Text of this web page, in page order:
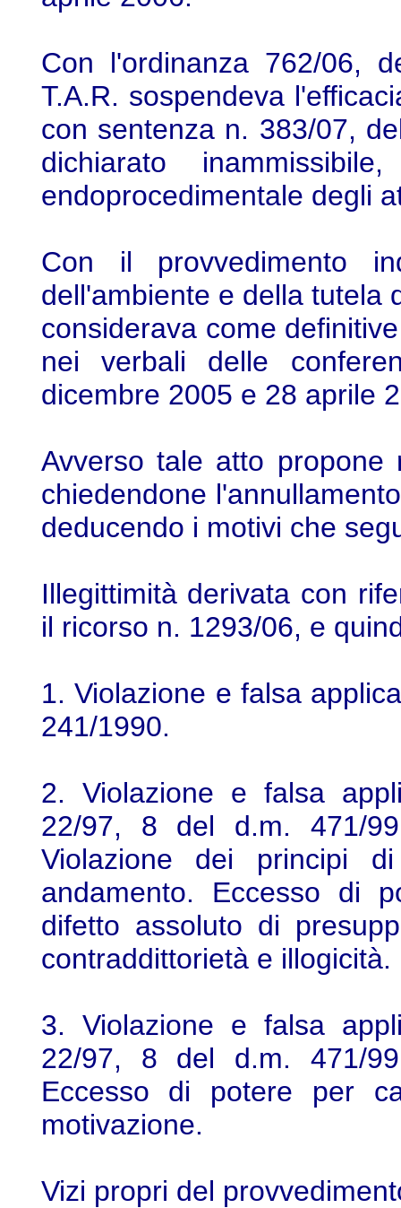
Con l'ordinanza 762/06,
T.A.R. sospendeva
con sentenza n. 383/07,
dichiarato
endoprocedimentale degli
Con il provvedimento
dell'ambiente e della tutela
considerava come
nei verbali delle
dicembre 2005 e 28 aprile
Avverso tale atto propone
chiedendone
deducendo i motivi che
Illegittimità derivata con
il ricorso n. 1293/06, e
1. Violazione e falsa
241/1990.
2. Violazione e falsa
22/97, 8 del d.m. 471/
Violazione dei principi
andamento. Eccesso di
difetto assoluto di
contraddittorietà e illogicità.
3. Violazione e falsa
22/97, 8 del d.m. 471/
Eccesso di potere per
motivazione.
Vizi propri del